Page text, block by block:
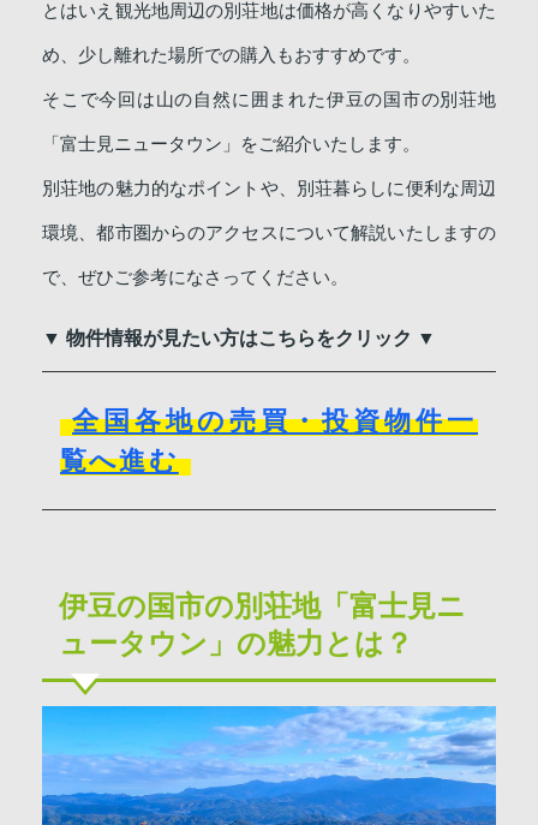
とはいえ観光地周辺の別荘地は価格が高くなりやすいた
め、少し離れた場所での購入もおすすめです。
そこで今回は山の自然に囲まれた伊豆の国市の別荘地
「富士見ニュータウン」をご紹介いたします。
別荘地の魅力的なポイントや、別荘暮らしに便利な周辺
環境、都市圏からのアクセスについて解説いたしますの
で、ぜひご参考になさってください。
▼ 物件情報が見たい方はこちらをクリック ▼
全国各地の売買・投資物件一
覧へ進む
伊豆の国市の別荘地「富士見ニ
ュータウン」の魅力とは？